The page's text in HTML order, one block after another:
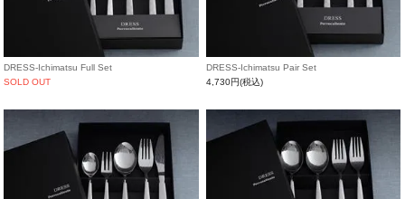
DRESS-Ichimatsu Full Set
SOLD OUT
DRESS-Ichimatsu Pair Set
4,730円(税込)